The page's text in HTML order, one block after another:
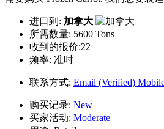
进口到: 加拿大
所需数量: 5600 Tons
收到的报价:22
频率: 准时
联系方式: Email (Verified)
购买记录: New
买家活动: Moderate